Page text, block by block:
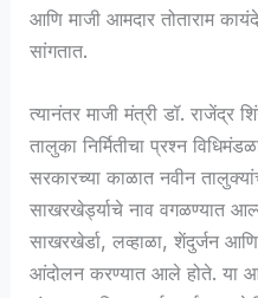
आणि माजी आमदार तोताराम
सांगतात.
त्यानंतर माजी मंत्री डॉ. राजेंद्र
तालुका निर्मितीचा प्रश्न
सरकारच्या काळात नवीन
साखरखेर्ड्याचे नाव वगळण्यात
साखरखेर्डा, लव्हाळा, शेंदुर्जन
आंदोलन करण्यात आले होते. या